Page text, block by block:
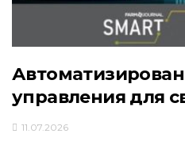
управления для
11.07.2026